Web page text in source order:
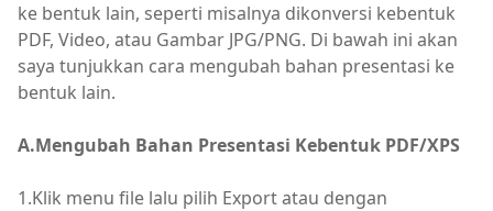
ke bentuk lain, seperti misalnya dikonversi kebentuk
PDF, Video, atau Gambar JPG/PNG. Di bawah ini akan
saya tunjukkan cara mengubah bahan presentasi ke
bentuk lain.
A.Mengubah Bahan Presentasi Kebentuk PDF/XPS
1.Klik menu file lalu pilih Export atau dengan